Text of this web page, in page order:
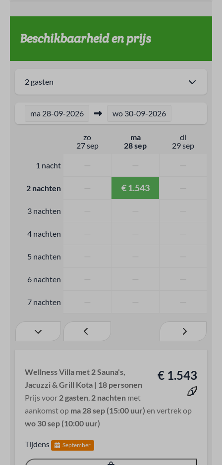
Beschikbaarheid en prijs
2 gasten
ma 28-09-2026 wo 30-09-2026
zo
27 sep
ma
28 sep
di
29 sep
1 nacht
2 nachten € 1.543
3 nachten
4 nachten
5 nachten
6 nachten
7 nachten
€ 1.543
Wellness Villa met 2 Sauna's,
Jacuzzi & Grill Kota | 18 personen
Prijs voor 2 gasten, 2 nachten met
aankomst op ma 28 sep (15:00 uur) en vertrek op
wo 30 sep (10:00 uur)
Tijdens September